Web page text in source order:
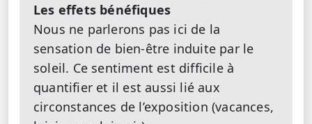
Les effets bénéfiques
Nous ne parlerons pas ici de la
sensation de bien-être induite par le
soleil. Ce sentiment est difficile à
quantifier et il est aussi lié aux
circonstances de l’exposition (vacances,